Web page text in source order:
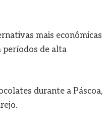
mais econômicas
períodos de alta
durante a Páscoa,